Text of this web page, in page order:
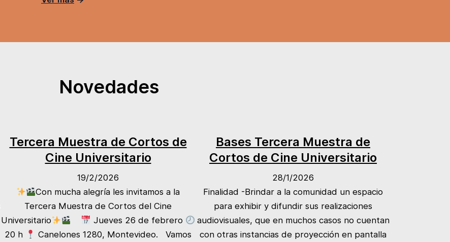
Novedades
Tercera Muestra de Cortos de
Cine Universitario
19/2/2026
Con mucha alegría les invitamos a la
Tercera Muestra de Cortos del Cine
Universitario
Jueves 26 de febrero
20 h
Canelones 1280, Montevideo. Vamos
Bases Tercera Muestra de
Cortos de Cine Universitario
28/1/2026
Finalidad -Brindar a la comunidad un espacio
para exhibir y difundir sus realizaciones
audiovisuales, que en muchos casos no cuentan
con otras instancias de proyección en pantalla